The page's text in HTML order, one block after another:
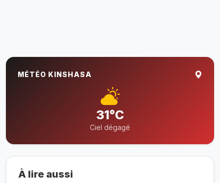
MÉTÉO KINSHASA
31°C
Ciel dégagé
À lire aussi